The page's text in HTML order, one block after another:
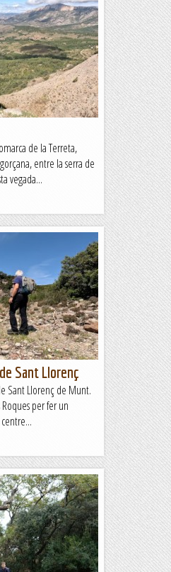
de la Terreta,
entre la serra de
vegada...
Sant Llorenç
Sant Llorenç de Munt.
per fer un